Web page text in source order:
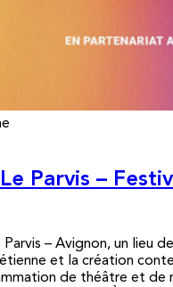
Parvis –
– Avignon, un lieu
et la création
de théâtre et de